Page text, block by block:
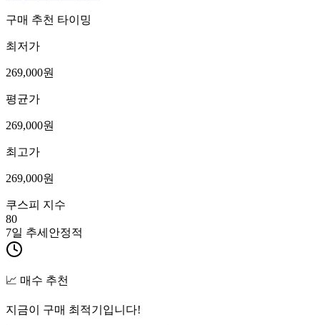
구매 추천 타이밍
최저가
269,000원
평균가
269,000원
최고가
269,000원
쿠스피 지수
80
7일 추세 안정적
📈 매수 추천
지금이 구매 최적기입니다!